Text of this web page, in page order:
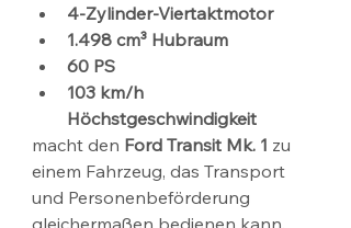
4-Zylinder-Viertaktmotor
1.498 cm³ Hubraum
60 PS
103 km/h
Höchstgeschwindigkeit
macht den Ford Transit Mk. 1 zu
einem Fahrzeug, das Transport
und Personenbeförderung
gleichermaßen bedienen kann.